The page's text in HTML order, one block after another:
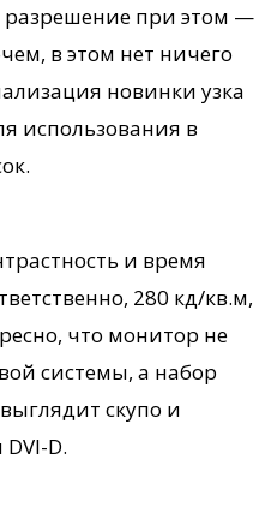
разрешение при этом —
в этом нет ничего
новинки узка
использования в
и время
280 кд/кв.м,
что монитор не
системы, а набор
скупо и
D.